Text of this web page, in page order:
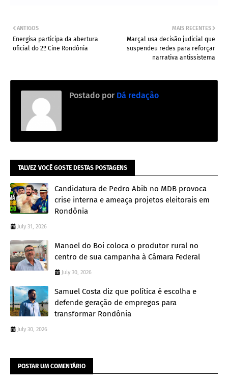
MAIS RECENTES
Marçal usa decisão judicial que
suspendeu redes para reforçar
narrativa antissistema
ANTIGOS
Energisa participa da abertura
oficial do 2º Cine Rondônia
Postado por Dá redação
TALVEZ VOCÊ GOSTE DESTAS POSTAGENS
Candidatura de Pedro Abib no MDB provoca
crise interna e ameaça projetos eleitorais em
Rondônia
July 31, 2026
Manoel do Boi coloca o produtor rural no
centro de sua campanha à Câmara Federal
July 30, 2026
Samuel Costa diz que política é escolha e
defende geração de empregos para
transformar Rondônia
July 30, 2026
POSTAR UM COMENTÁRIO